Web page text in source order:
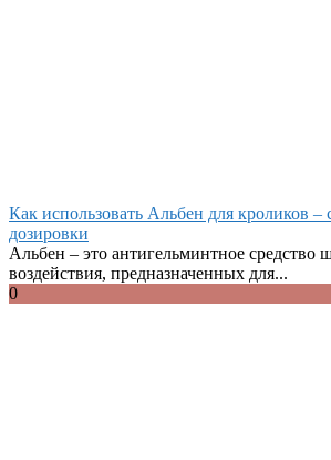
Как использовать Альбен для кроликов –
дозировки
Альбен – это антигельминтное средство
воздействия, предназначенных для...
0